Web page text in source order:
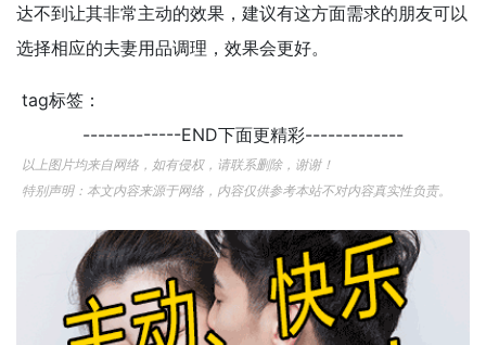
达不到让其非常主动的效果，建议有这方面需求的朋友可以
选择相应的夫妻用品调理，效果会更好。
tag标签：
-------------END下面更精彩-------------
以上图片均来自网络，如有侵权，请联系删除，谢谢！
特别声明：本文内容来源于网络，内容仅供参考本站不对内容真实性负责。